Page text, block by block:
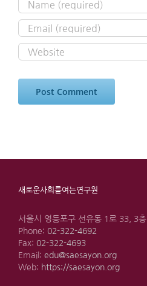
새로운사회를여는연구원
서울시 영등포구 선유동 1로 33, 3층
Phone: 02-322-4692
Fax: 02-322-4693
Email: edu@saesayon.org
Web: https://saesayon.org